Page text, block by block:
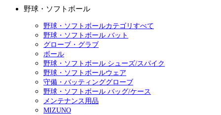
野球・ソフトボール
野球・ソフトボールカテゴリすべて
野球・ソフトボール バット
グローブ・グラブ
ボール
野球・ソフトボール シューズ/スパイク
野球・ソフトボールウェア
守備・バッティンググローブ
野球・ソフトボール バッグ/ケース
メンテナンス用品
MIZUNO